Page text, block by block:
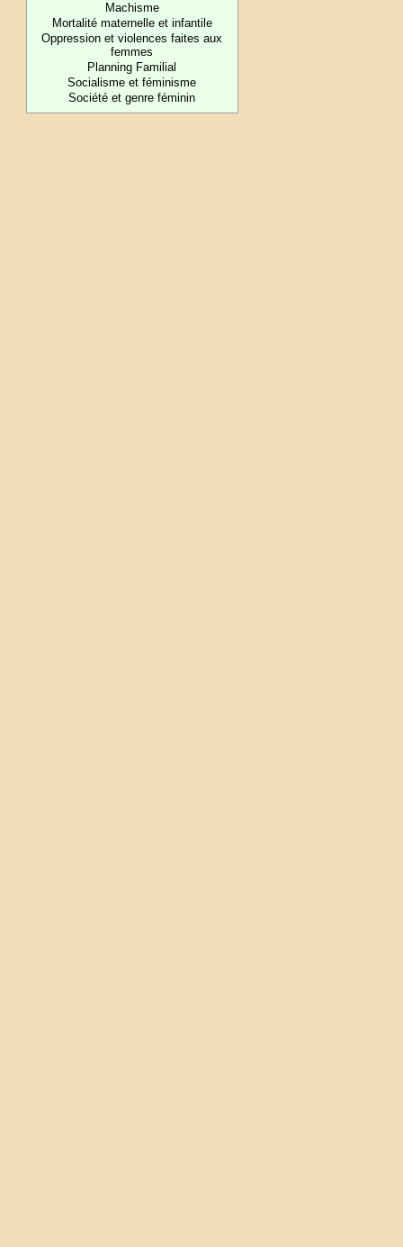
Machisme
Mortalité maternelle et infantile
Oppression et violences faites aux
femmes
Planning Familial
Socialisme et féminisme
Société et genre féminin